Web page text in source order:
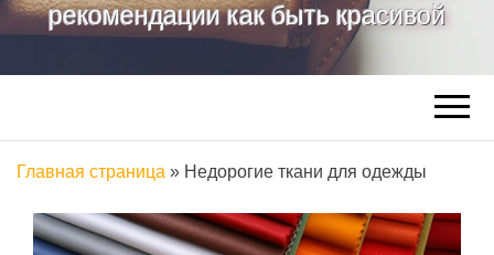
рекомендации как быть красивой
Главная страница » Недорогие ткани для одежды